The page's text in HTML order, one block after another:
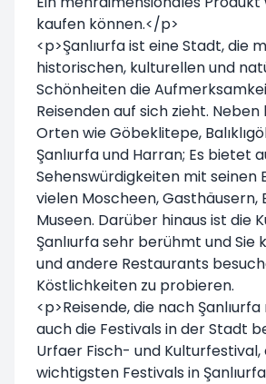
kaufen können.</p>
<p>Şanlıurfa ist eine Stadt, die
historischen, kulturellen und
Schönheiten die
Reisenden auf sich zieht.
Orten wie Göbeklitepe,
Şanlıurfa und Harran; Es bietet
Sehenswürdigkeiten mit seinen
vielen Moscheen, Gasthäusern,
Museen. Darüber hinaus ist die
Şanlıurfa sehr berühmt und Sie
und andere Restaurants
Köstlichkeiten zu probieren.
<p>Reisende, die nach
auch die Festivals in der Stadt
Urfaer Fisch- und Kulturfestival,
wichtigsten Festivals in